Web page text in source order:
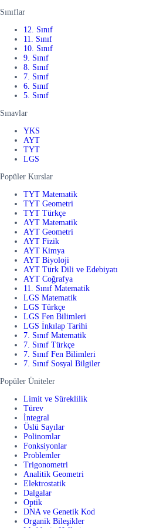
Sınıflar
12. Sınıf
11. Sınıf
10. Sınıf
9. Sınıf
8. Sınıf
7. Sınıf
6. Sınıf
5. Sınıf
Sınavlar
YKS
AYT
TYT
LGS
Popüler Kurslar
TYT Matematik
TYT Geometri
TYT Türkçe
AYT Matematik
AYT Geometri
AYT Fizik
AYT Kimya
AYT Biyoloji
AYT Türk Dili ve Edebiyatı
AYT Coğrafya
11. Sınıf Matematik
LGS Matematik
LGS Türkçe
LGS Fen Bilimleri
LGS İnkılap Tarihi
7. Sınıf Matematik
7. Sınıf Türkçe
7. Sınıf Fen Bilimleri
7. Sınıf Sosyal Bilgiler
Popüler Üniteler
Limit ve Süreklilik
Türev
İntegral
Üslü Sayılar
Polinomlar
Fonksiyonlar
Problemler
Trigonometri
Analitik Geometri
Elektrostatik
Dalgalar
Optik
DNA ve Genetik Kod
Organik Bileşikler